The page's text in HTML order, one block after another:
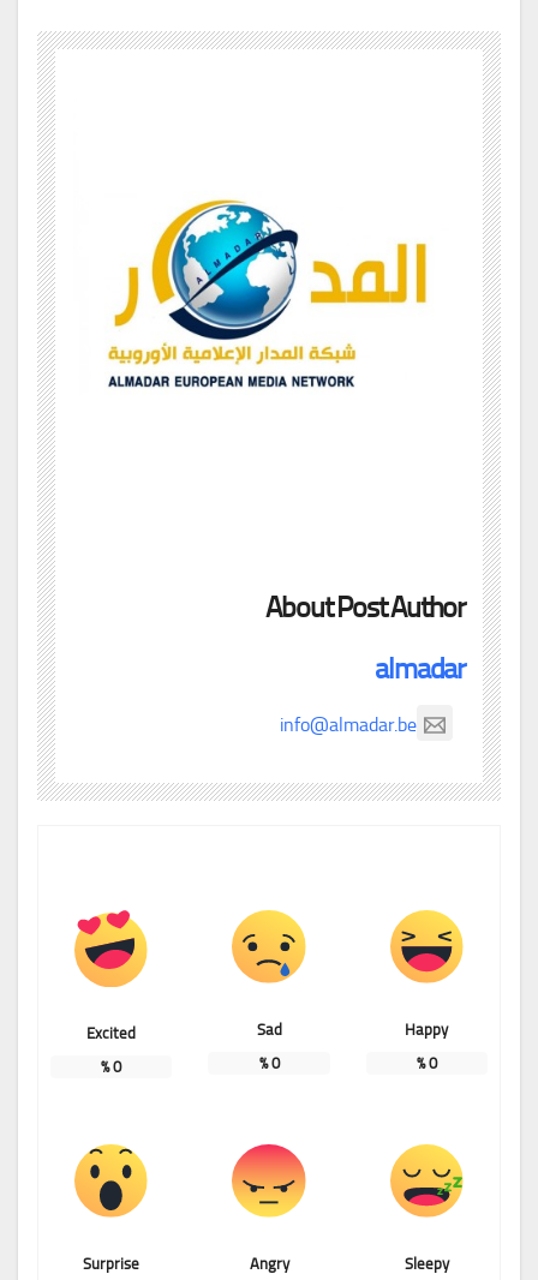
About Post Author
almadar
info@almadar.be
Happy
0
%
Sad
0
%
Excited
0
%
Sleepy
Angry
Surprise